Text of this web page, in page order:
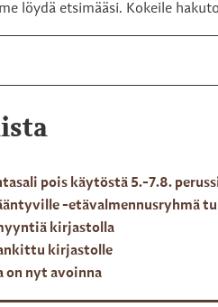
löydä etsimääsi. Kokeile
pois käytöstä 5.-7.8.
-etävalmennusryhmä
kirjastolla
kirjastolle
on nyt avoinna